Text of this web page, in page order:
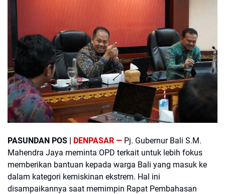
PASUNDAN POS | DENPASAR — Pj. Gubernur Bali S.M.
Mahendra Jaya meminta OPD terkait untuk lebih fokus
memberikan bantuan kepada warga Bali yang masuk ke
dalam kategori kemiskinan ekstrem. Hal ini
disampaikannya saat memimpin Rapat Pembahasan